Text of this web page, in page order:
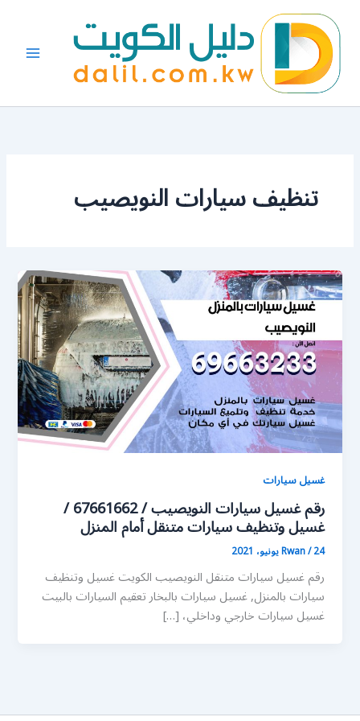
المحتوى
تنظيف سيارات النويصيب
غسيل سيارات
رقم غسيل سيارات النويصيب / 67661662 /
غسيل وتنظيف سيارات متنقل أمام المنزل
Rwan/24 يونيو، 2021
رقم غسيل سيارات متنقل النويصيب الكويت غسيل وتنظيف
سيارات بالمنزل, غسيل سيارات بالبخار تعقيم السيارات بالبيت
غسيل سيارات خارجي وداخلي، […]